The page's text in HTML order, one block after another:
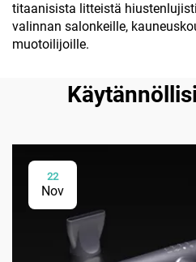
titaanisista litteistä
valinnan salonkeille,
muotoilijoille.
22
Nov